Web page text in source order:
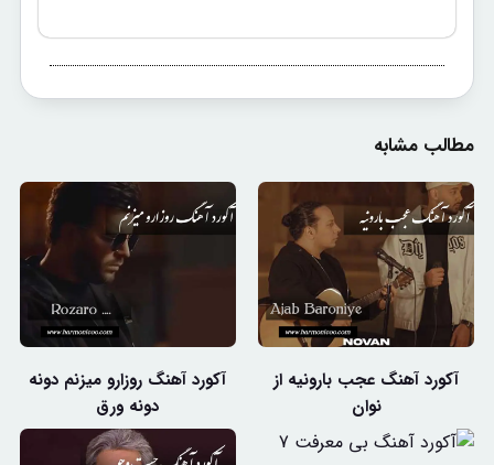
مطالب مشابه
آکورد آهنگ عجب بارونیه از
نوان
آکورد آهنگ روزارو میزنم دونه
دونه ورق